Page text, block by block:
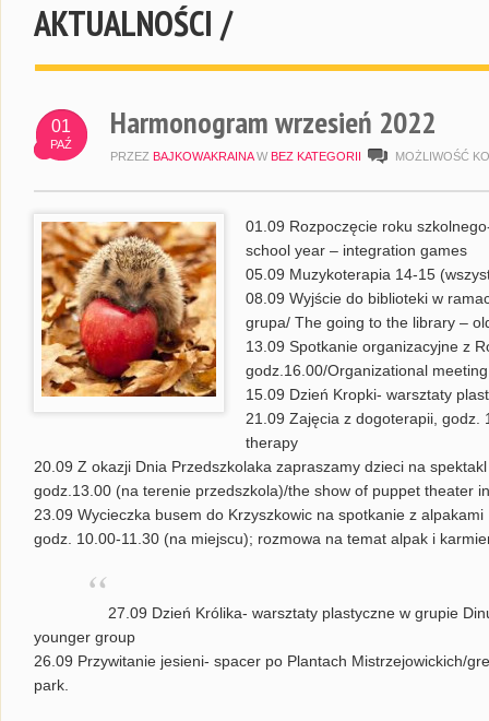
AKTUALNOŚCI /
01
PAŹ
Harmonogram wrzesień 2022
PRZEZ BAJKOWAKRAINA W BEZ KATEGORII MOŻLIWOŚĆ
01.09 Rozpoczęcie roku
school year – integration games
05.09 Muzykoterapia 14-15
08.09 Wyjście do biblioteki w
grupa/ The going to the library –
13.09 Spotkanie organizacyjne z
godz.16.00/Organizational
15.09 Dzień Kropki- warsztaty
21.09 Zajęcia z dogoterapii,
therapy
20.09 Z okazji Dnia Przedszkolaka zapraszamy dzieci na spektakl
godz.13.00 (na terenie przedszkola)/the show of puppet theater
23.09 Wycieczka busem do Krzyszkowic na spotkanie z alpakami
godz. 10.00-11.30 (na miejscu); rozmowa na temat alpak i
27.09 Dzień Królika- warsztaty plastyczne w grupie
younger group
26.09 Przywitanie jesieni- spacer po Plantach Mistrzejowickich/
park.